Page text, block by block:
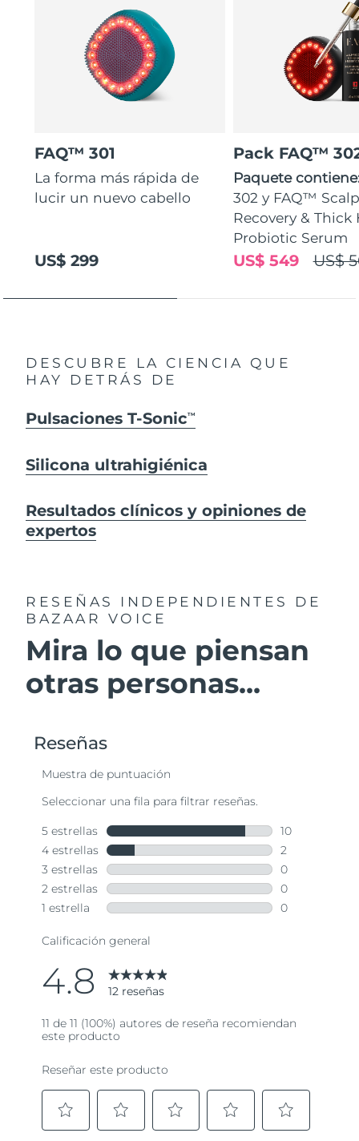
FAQ™ 301
La forma más rápida de
lucir un nuevo cabello
US$ 299
Pack FAQ™
Paquete
302 y FAQ™
Recovery & Thick
Probiotic Serum
US$
US$ 549
DESCUBRE LA CIENCIA QUE
HAY DETRÁS DE
Pulsaciones T-SonicTM
Silicona ultrahigiénica
Resultados clínicos y opiniones de
expertos
RESEÑAS INDEPENDIENTES
DE
BAZAAR VOICE
Mira lo que piensan
otras personas...